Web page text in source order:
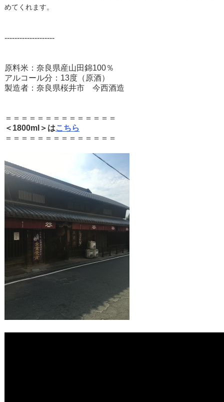
めてくれます。
--------------------
原料米：奈良県産山田錦100％
アルコール分：13度（原酒）
製造者：奈良県桜井市 今西酒造
＝＝＝＝＝＝＝＝＝＝＝＝＝＝
＜1800ml＞はこちら
＝＝＝＝＝＝＝＝＝＝＝＝＝＝